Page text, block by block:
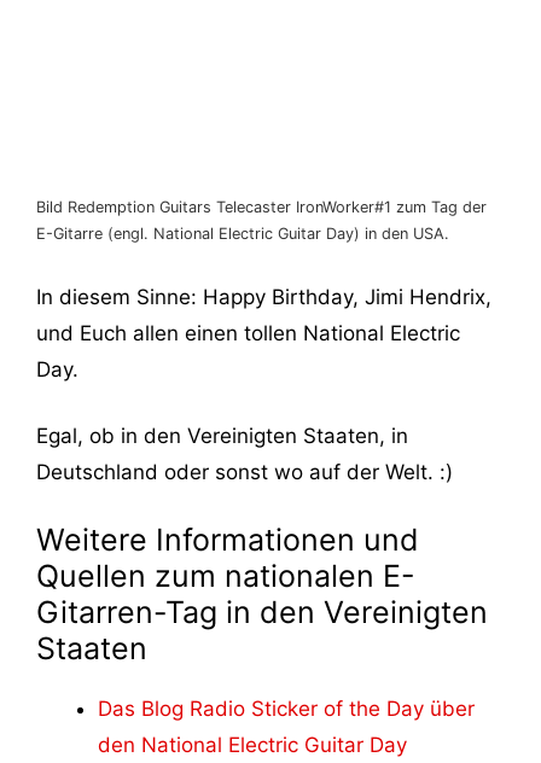
Bild Redemption Guitars Telecaster IronWorker#1 zum Tag der
E-Gitarre (engl. National Electric Guitar Day) in den USA.
In diesem Sinne: Happy Birthday, Jimi Hendrix,
und Euch allen einen tollen National Electric
Day.
Egal, ob in den Vereinigten Staaten, in
Deutschland oder sonst wo auf der Welt. :)
Weitere Informationen und
Quellen zum nationalen E-
Gitarren-Tag in den Vereinigten
Staaten
Das Blog Radio Sticker of the Day über
den National Electric Guitar Day